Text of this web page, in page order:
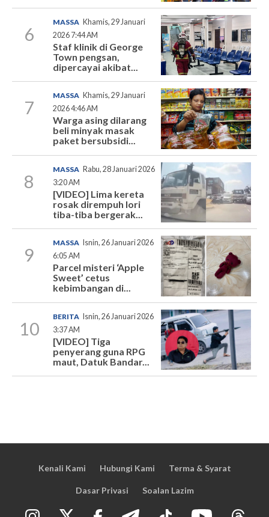
6
MASSA Khamis, 29 Januari
2026 7:44 AM
Staf klinik di George
Town pengsan,
dipercayai akibat...
7
MASSA Khamis, 29 Januari
2026 4:46 AM
Warga asing dilarang
beli minyak masak
paket bersubsidi...
8
MASSA Rabu, 28 Januari 2026
3:20 AM
[VIDEO] Lima kereta
rosak dirempuh lori
tiba-tiba bergerak...
9
MASSA
Isnin, 26 Januari 2026
6:05 AM
Parcel misteri ‘Apple
Sweet’ cetus
kebimbangan di...
10
BERITA
Isnin, 26 Januari 2026
3:37 AM
[VIDEO] Tiga
penyerang guna RPG
maut, Datuk Bandar...
Kenali Kami Hubungi Kami Terma & Syarat
Dasar Privasi Soalan Lazim